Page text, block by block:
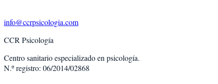
info@ccrpsicologia.com
CCR Psicología
Centro sanitario especializado en psicología.
N.º registro: 06/2014/02868